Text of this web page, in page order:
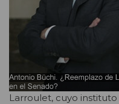
Larroulet, cuyo